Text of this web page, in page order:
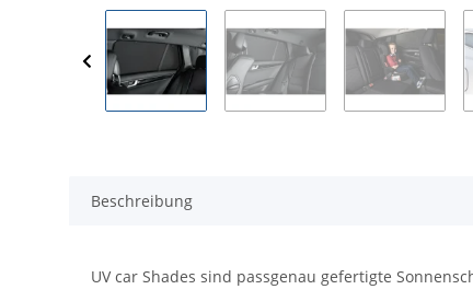
Beschreibung
UV car Shades sind passgenau gefertigte